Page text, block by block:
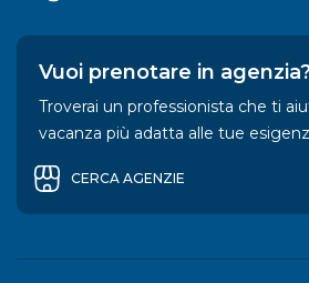
Vuoi prenotare in
Troverai un professionista che ti
vacanza più adatta alle tue
CERCA AGENZIE